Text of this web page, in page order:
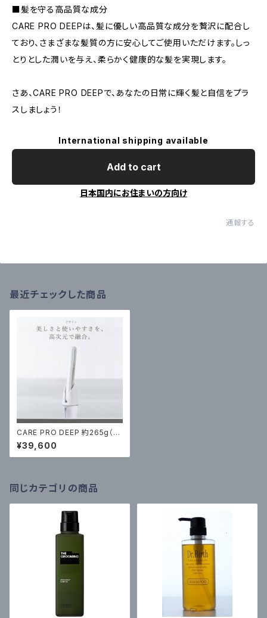
■髪を守る高品質な成分
CARE PRO DEEPは、髪に優しい高品質な成分を贅沢に配合し
ており、さまざまな髪質の方に安心してご使用いただけます。しっ
とりとした潤いを与え、柔らかく健康的な髪を実現します。
さあ、CARE PRO DEEPで、あなたの日常に輝く髪と自信をプラ
スしましょう！
International shipping available
Add to cart
日本国内にお住まいの方向け
通報する
最近チェックした商品
CARE PRO DEEP 約265g（税
込￥39600）
¥39,600
同じカテゴリの商品